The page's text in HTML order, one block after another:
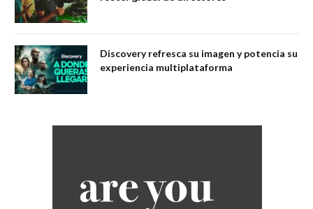
Discovery refresca su imagen y potencia su
experiencia multiplataforma